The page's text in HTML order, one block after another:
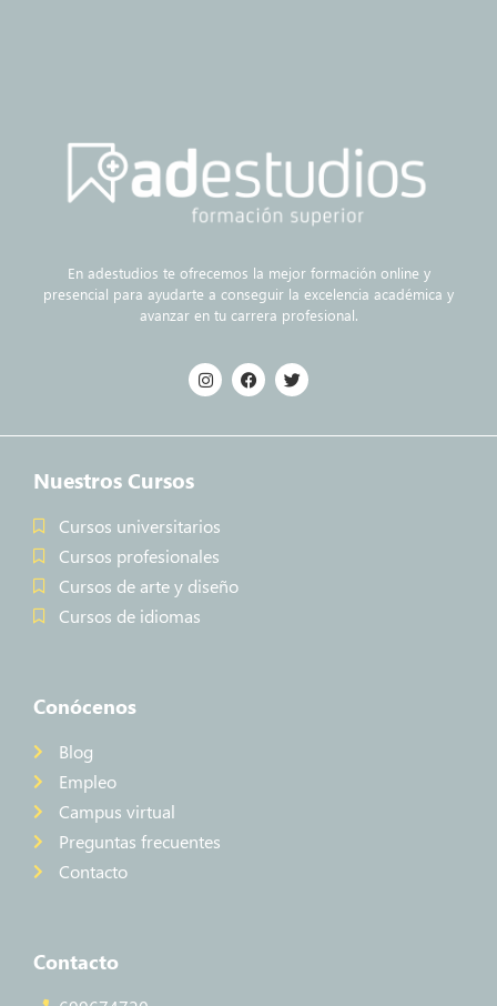
En adestudios te ofrecemos la mejor formación online y
presencial para ayudarte a conseguir la excelencia académica y
avanzar en tu carrera profesional.
Nuestros Cursos
Cursos universitarios
Cursos profesionales
Cursos de arte y diseño
Cursos de idiomas
Conócenos
Blog
Empleo
Campus virtual
Preguntas frecuentes
Contacto
Contacto